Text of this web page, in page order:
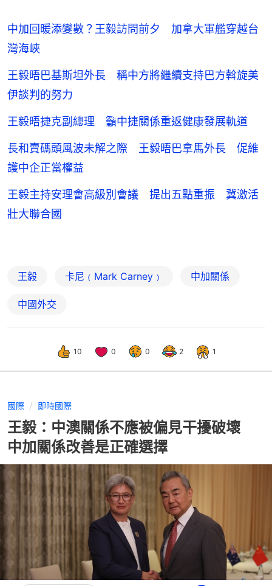
中加回暖添變數？王毅訪問前夕 加拿大軍艦穿越台
灣海峽
王毅晤巴基斯坦外長 稱中方將繼續支持巴方斡旋美
伊談判的努力
王毅晤捷克副總理 籲中捷關係重返健康發展軌道
長和賣碼頭風波未解之際 王毅晤巴拿馬外長 促維
護中企正當權益
王毅主持安理會高級別會議 提出五點重振 冀激活
壯大聯合國
王毅 卡尼﹙Mark Carney﹚ 中加關係
中國外交
10 0 0 2 1
國際 即時國際
王毅：中澳關係不應被偏見干擾破壞
中加關係改善是正確選擇